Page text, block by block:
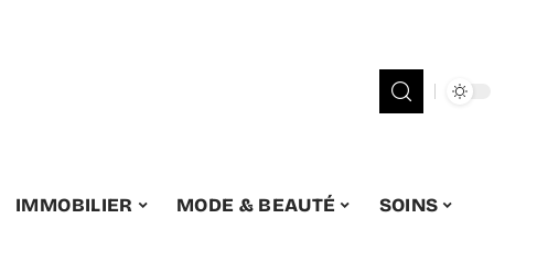
IMMOBILIER MODE & BEAUTÉ
SOINS